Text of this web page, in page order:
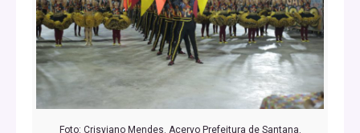
Foto: Crisyiano Mendes. Acervo Prefeitura de Santana.